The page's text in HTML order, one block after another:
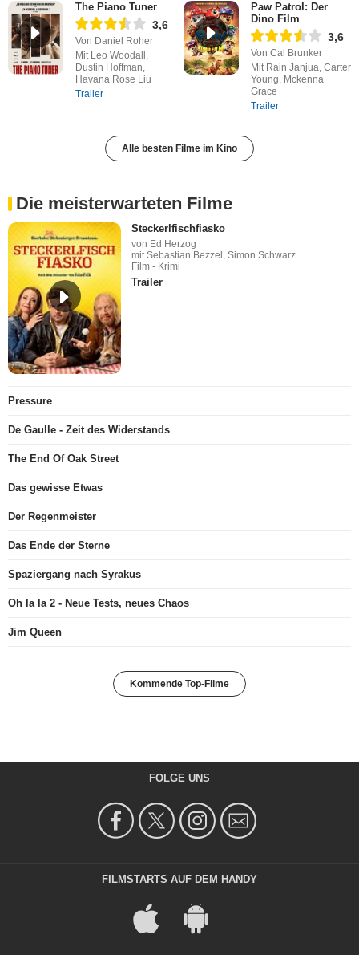
The Piano Tuner
3,6
Von Daniel Roher
Mit Leo Woodall,
Dustin Hoffman,
Havana Rose Liu
Trailer
Paw Patrol: Der
Dino Film
3,6
Von Cal Brunker
Mit Rain Janjua, Carter
Young, Mckenna
Grace
Trailer
Alle besten Filme im Kino
Die meisterwarteten Filme
Steckerlfischfiasko
von Ed Herzog
mit Sebastian Bezzel, Simon Schwarz
Film - Krimi
Trailer
Pressure
De Gaulle - Zeit des Widerstands
The End Of Oak Street
Das gewisse Etwas
Der Regenmeister
Das Ende der Sterne
Spaziergang nach Syrakus
Oh la la 2 - Neue Tests, neues Chaos
Jim Queen
Kommende Top-Filme
FOLGE UNS
FILMSTARTS AUF DEM HANDY